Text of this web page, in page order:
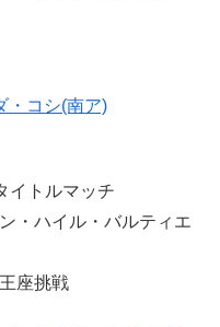
・コシ(南ア)
イトルマッチ
ハイル・バルティエ
座挑戦